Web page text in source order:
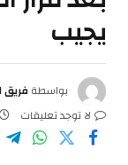
يجيب
بواسطةفريق
لا توجد تعليقات